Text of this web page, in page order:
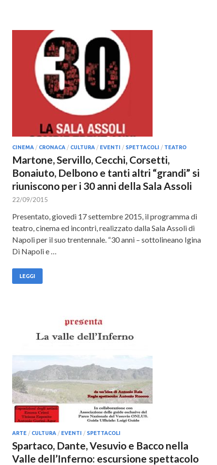
CINEMA / CRONACA / CULTURA / EVENTI / SPETTACOLI / TEATRO
Martone, Servillo, Cecchi, Corsetti,
Bonaiuto, Delbono e tanti altri “grandi” si
riuniscono per i 30 anni della Sala Assoli
22/09/2015
Presentato, giovedì 17 settembre 2015, il programma di
teatro, cinema ed incontri, realizzato dalla Sala Assoli di
Napoli per il suo trentennale. “30 anni – sottolineano Igina
Di Napoli e …
LEGGI
ARTE / CULTURA / EVENTI / SPETTACOLI
Spartaco, Dante, Vesuvio e Bacco nella
Valle dell’Inferno: escursione spettacolo